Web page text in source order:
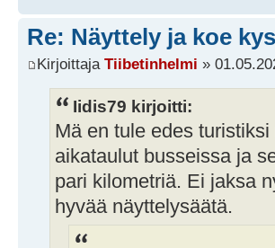
Re: Näyttely ja koe
Kirjoittaja Tiibetinhelmi »
Iidis79 kirjoitti:
Mä en tule edes
aikataulut busseissa ja
pari kilometriä. Ei jaksa
hyvää näyttelysäätä.